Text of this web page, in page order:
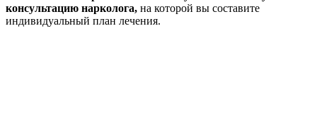
консультацию нарколога, на которой вы составите
индивидуальный план лечения.